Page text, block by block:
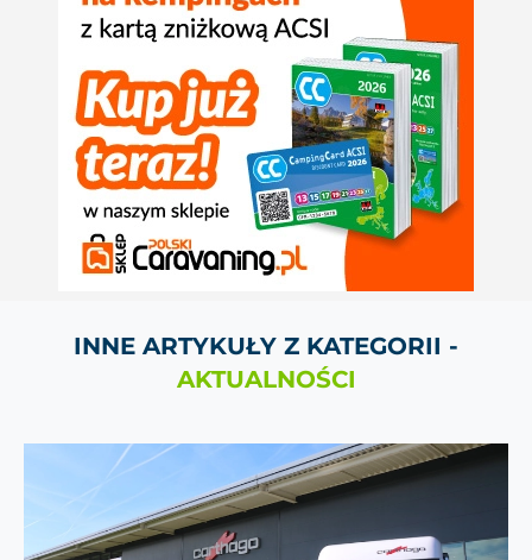
INNE ARTYKUŁY Z KATEGORII -
AKTUALNOŚCI